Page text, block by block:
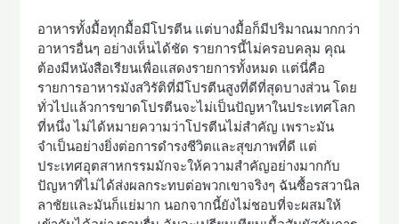
อาหารทั้งมื้อทุกมื้อมีโปรตีน แต่บางมื้อก็มีปริมาณมากกว่า
อาหารอื่นๆ อย่างเห็นได้ชัด รายการนี้ไม่ครอบคลุม คุณ
ต้องมีหนังสือเรียนเพื่อแสดงรายการทั้งหมด แต่นี่คือ
รายการอาหารมังสวิรัติที่มีโปรตีนสูงที่ดีที่สุดบางส่วน โดย
ทั่วไปแล้วการขาดโปรตีนจะไม่เป็นปัญหาในประเทศโลก
ที่หนึ่ง ไม่ได้หมายความว่าโปรตีนไม่สำคัญ เพราะมัน
จำเป็นอย่างยิ่งต่อการดำรงชีวิตและสุขภาพที่ดี แต่
ประเทศอุตสาหกรรมมักจะให้ความสำคัญอย่างมากกับ
ปัญหาที่ไม่ได้ส่งผลกระทบต่อพวกเขาจริงๆ ฉันซื้อรสวานิล
ลาชัยและมันก็แย่มาก นอกจากนี้ยังไม่ชอบที่จะผสมให้